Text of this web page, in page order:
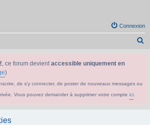
Connexion
, ce forum devientaccessible uniquement en
)
de s'y connecter, de poster de nouveaux messages ou
Vous pouvez demander à supprimer votre compte ici